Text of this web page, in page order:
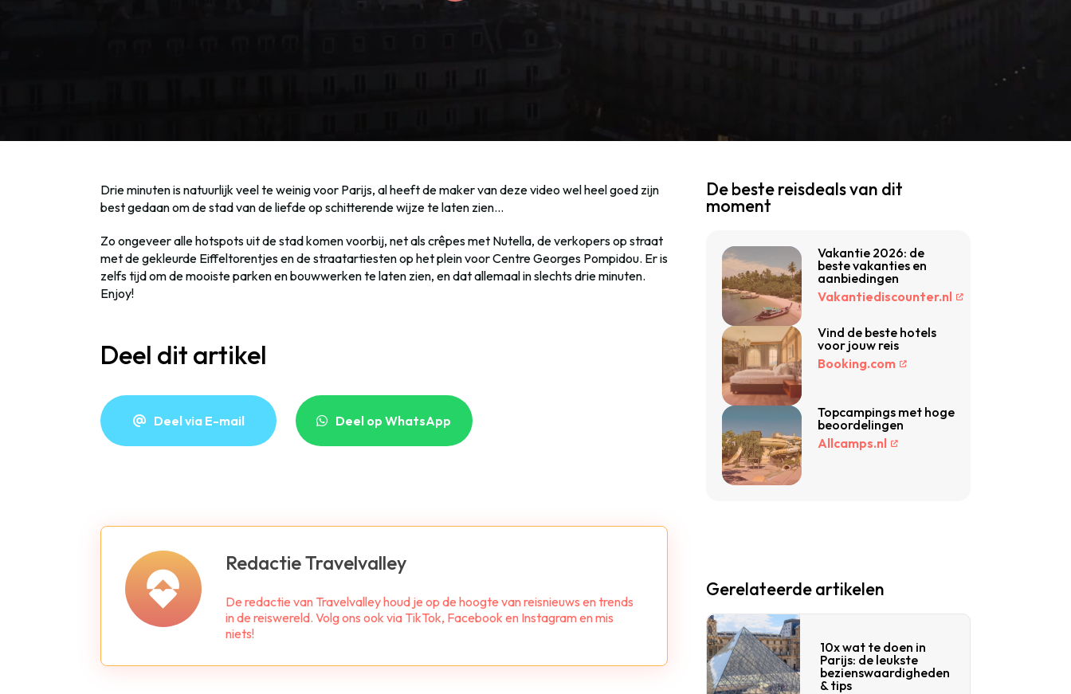
Drie minuten is natuurlijk veel te weinig voor Parijs, al heeft de maker van deze video wel heel goed zijn
best gedaan om de stad van de liefde op schitterende wijze te laten zien…
Zo ongeveer alle hotspots uit de stad komen voorbij, net als crêpes met Nutella, de verkopers op straat
met de gekleurde Eiffeltorentjes en de straatartiesten op het plein voor Centre Georges Pompidou. Er is
zelfs tijd om de mooiste parken en bouwwerken te laten zien, en dat allemaal in slechts drie minuten.
Enjoy!
Deel dit artikel
Deel via E-mail Deel op WhatsApp
Redactie Travelvalley
De redactie van Travelvalley houd je op de hoogte van reisnieuws en trends
in de reiswereld. Volg ons ook via TikTok, Facebook en Instagram en mis
niets!
De beste reisdeals van dit
moment
Vakantie 2026: de
beste vakanties en
aanbiedingen
Vakantiediscounter.nl
Vind de beste hotels
voor jouw reis
Booking.com
Topcampings met hoge
beoordelingen
Allcamps.nl
Gerelateerde artikelen
10x wat te doen in
Parijs: de leukste
bezienswaardigheden
& tips